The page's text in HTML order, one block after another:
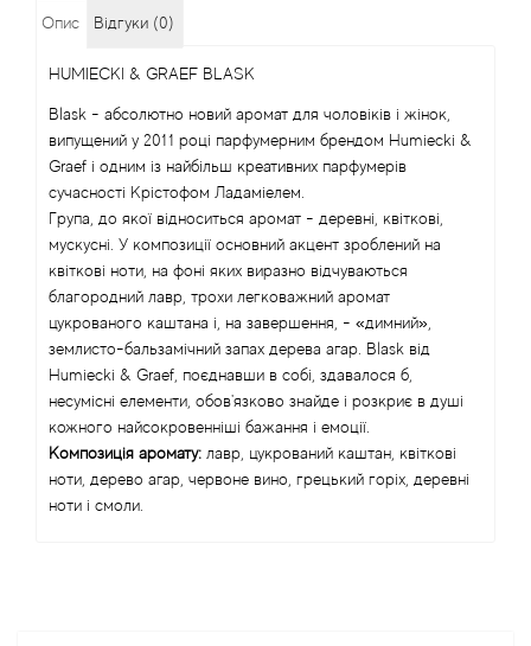
Опис Відгуки (0)
HUMIECKI & GRAEF BLASK
Blask - абсолютно новий аромат для чоловіків і жінок,
випущений у 2011 році парфумерним брендом Humiecki &
Graef і одним із найбільш креативних парфумерів
сучасності Крістофом Ладаміелем.
Група, до якої відноситься аромат - деревні, квіткові,
мускусні. У композиції основний акцент зроблений на
квіткові ноти, на фоні яких виразно відчуваються
благородний лавр, трохи легковажний аромат
цукрованого каштана і, на завершення, - «димний»,
землисто-бальзамічний запах дерева агар. Blask від
Humiecki & Graef, поєднавши в собі, здавалося б,
несумісні елементи, обов'язково знайде і розкриє в душі
кожного найсокровенніші бажання і емоції.
Композиція аромату: лавр, цукрований каштан, квіткові
ноти, дерево агар, червоне вино, грецький горіх, деревні
ноти і смоли.
Alaia Paris
Alexander McQueen
Alexandre Barthet
Alexandre J
Alfred Dunhill
Alyson Oldoini
Alyssa Ashley
American Crew
Amouage